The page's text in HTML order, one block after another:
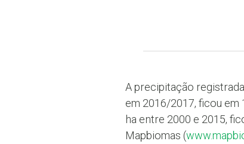
A precipitação
em 2016/2017, ficou em
ha entre 2000 e 2015,
Mapbiomas (